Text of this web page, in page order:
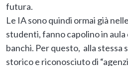
futura.
Le IA sono quindi ormai già
studenti, fanno capolino in
banchi. Per questo, alla stessa
storico e riconosciuto di